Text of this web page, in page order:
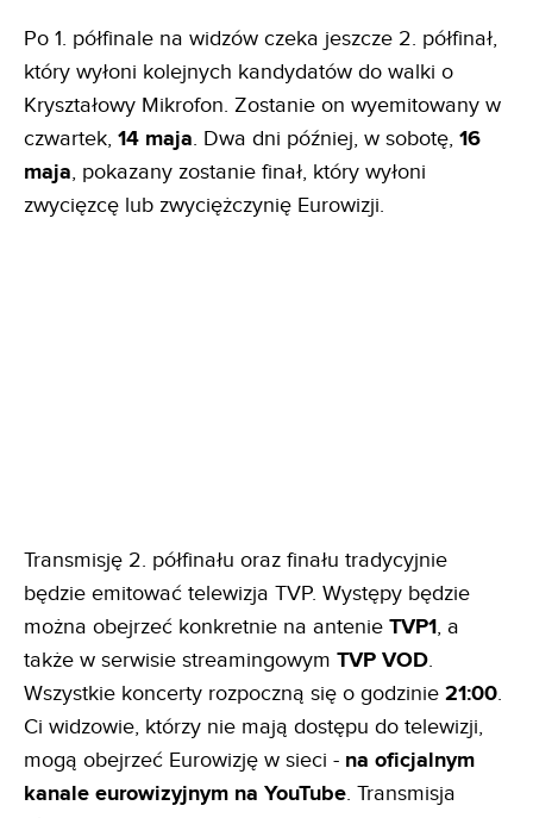
Po 1. półfinale na widzów czeka jeszcze 2. półfinał,
który wyłoni kolejnych kandydatów do walki o
Kryształowy Mikrofon. Zostanie on wyemitowany w
czwartek, 14 maja. Dwa dni później, w sobotę, 16
maja, pokazany zostanie finał, który wyłoni
zwycięzcę lub zwyciężczynię Eurowizji.
Transmisję 2. półfinału oraz finału tradycyjnie
będzie emitować telewizja TVP. Występy będzie
można obejrzeć konkretnie na antenie TVP1, a
także w serwisie streamingowym TVP VOD.
Wszystkie koncerty rozpoczną się o godzinie 21:00.
Ci widzowie, którzy nie mają dostępu do telewizji,
mogą obejrzeć Eurowizję w sieci - na oficjalnym
kanale eurowizyjnym na YouTube. Transmisja